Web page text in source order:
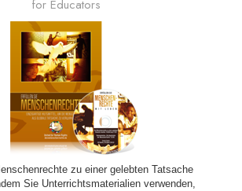
for Educators
zu einer gelebten Tatsache
Sie Unterrichtsmaterialien verwenden,